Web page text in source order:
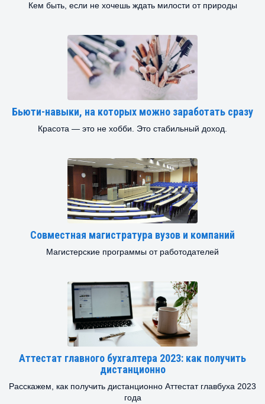
Кем быть, если не хочешь ждать милости от природы
Бьюти-навыки, на которых можно заработать сразу
Красота — это не хобби. Это стабильный доход.
Совместная магистратура вузов и компаний
Магистерские программы от работодателей
Аттестат главного бухгалтера 2023: как получить
дистанционно
Расскажем, как получить дистанционно Аттестат главбуха 2023
года